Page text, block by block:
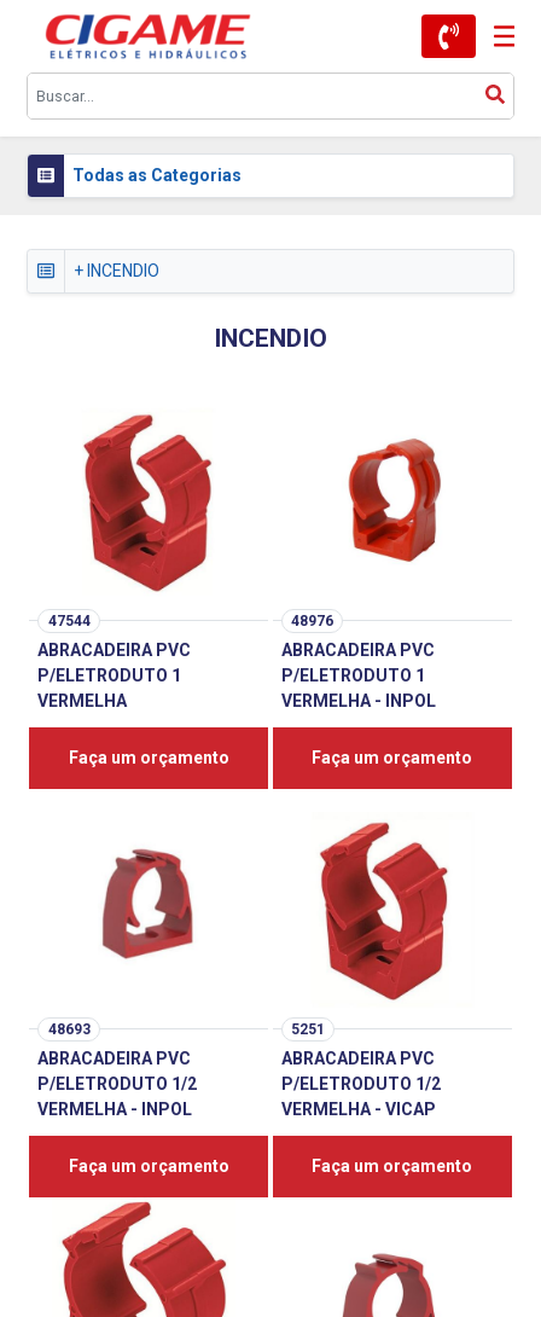
Todas as Categorias
+ INCENDIO
INCENDIO
47544
ABRACADEIRA PVC
P/ELETRODUTO 1
VERMELHA
Faça um orçamento
48976
ABRACADEIRA PVC
P/ELETRODUTO 1
VERMELHA - INPOL
Faça um orçamento
48693
ABRACADEIRA PVC
P/ELETRODUTO 1/2
VERMELHA - INPOL
Faça um orçamento
5251
ABRACADEIRA PVC
P/ELETRODUTO 1/2
VERMELHA - VICAP
Faça um orçamento